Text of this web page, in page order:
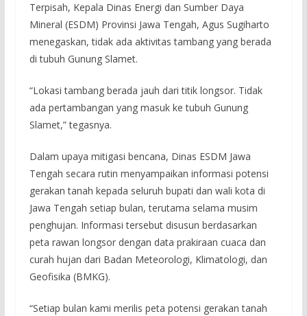
Terpisah, Kepala Dinas Energi dan Sumber Daya
Mineral (ESDM) Provinsi Jawa Tengah, Agus Sugiharto
menegaskan, tidak ada aktivitas tambang yang berada
di tubuh Gunung Slamet.
“Lokasi tambang berada jauh dari titik longsor. Tidak
ada pertambangan yang masuk ke tubuh Gunung
Slamet,” tegasnya.
Dalam upaya mitigasi bencana, Dinas ESDM Jawa
Tengah secara rutin menyampaikan informasi potensi
gerakan tanah kepada seluruh bupati dan wali kota di
Jawa Tengah setiap bulan, terutama selama musim
penghujan. Informasi tersebut disusun berdasarkan
peta rawan longsor dengan data prakiraan cuaca dan
curah hujan dari Badan Meteorologi, Klimatologi, dan
Geofisika (BMKG).
“Setiap bulan kami merilis peta potensi gerakan tanah